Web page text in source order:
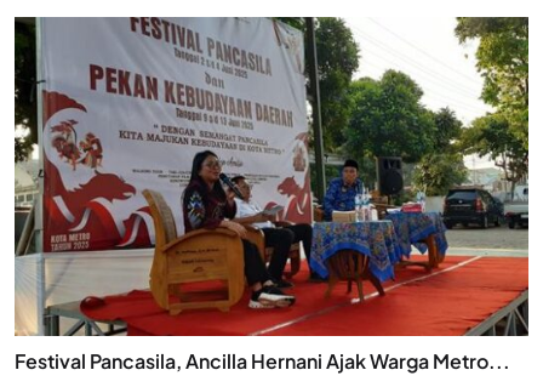
Festival Pancasila, Ancilla Hernani Ajak Warga Metro...